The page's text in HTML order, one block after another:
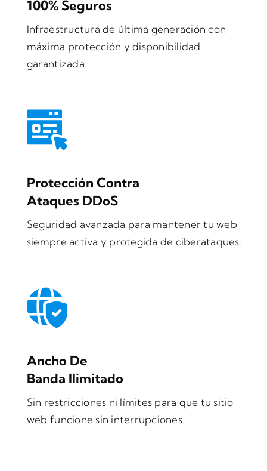
100% Seguros
Infraestructura de última generación con
máxima protección y disponibilidad
garantizada.
Protección Contra
Ataques DDoS
Seguridad avanzada para mantener tu web
siempre activa y protegida de ciberataques.
Ancho De
Banda Ilimitado
Sin restricciones ni límites para que tu sitio
web funcione sin interrupciones.